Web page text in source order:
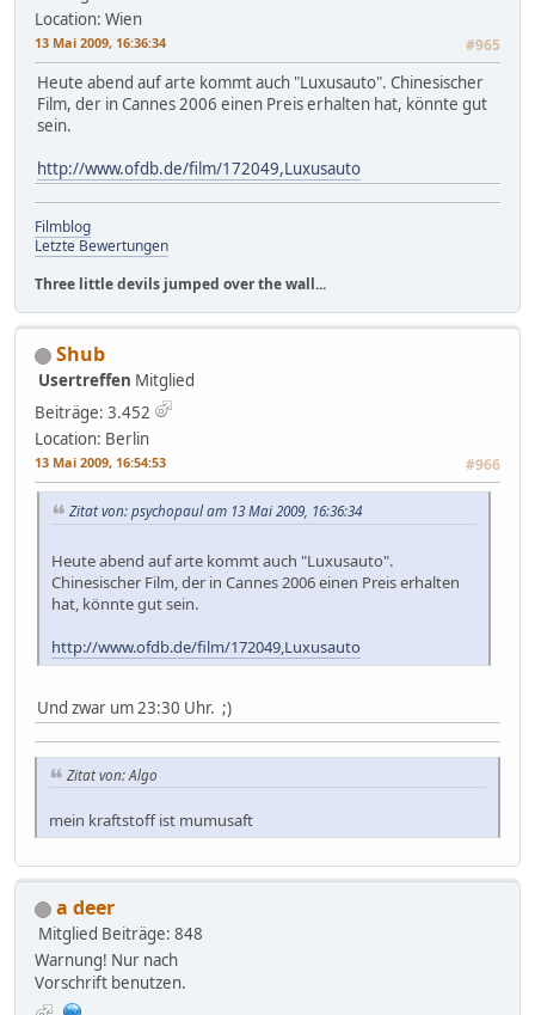
Location: Wien
13 Mai 2009, 16:36:34 #965
Heute abend auf arte kommt auch "Luxusauto". Chinesischer
Film, der in Cannes 2006 einen Preis erhalten hat, könnte gut
sein.
http://www.ofdb.de/film/172049,Luxusauto
Filmblog
Letzte Bewertungen
Three little devils jumped over the wall...
Shub
Usertreffen Mitglied
Beiträge: 3.452
Location: Berlin
13 Mai 2009, 16:54:53 #966
Zitat von: psychopaul am 13 Mai 2009, 16:36:34
Heute abend auf arte kommt auch "Luxusauto".
Chinesischer Film, der in Cannes 2006 einen Preis erhalten
hat, könnte gut sein.
http://www.ofdb.de/film/172049,Luxusauto
Und zwar um 23:30 Uhr. ;)
Zitat von: Algo
mein kraftstoff ist mumusaft
a deer
Mitglied Beiträge: 848
Warnung! Nur nach
Vorschrift benutzen.